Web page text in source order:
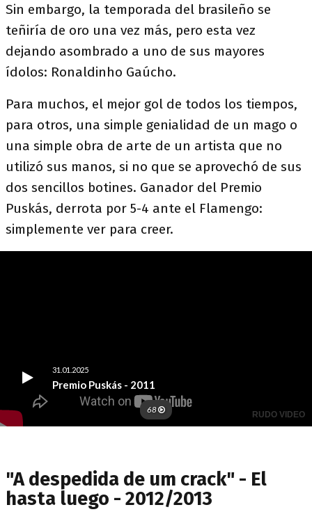
Sin embargo, la temporada del brasileño se
teñiría de oro una vez más, pero esta vez
dejando asombrado a uno de sus mayores
ídolos: Ronaldinho Gaúcho.
Para muchos, el mejor gol de todos los tiempos,
para otros, una simple genialidad de un mago o
una simple obra de arte de un artista que no
utilizó sus manos, si no que se aprovechó de sus
dos sencillos botines. Ganador del Premio
Puskás, derrota por 5-4 ante el Flamengo:
simplemente ver para creer.
"A despedida de um crack" - El
hasta luego - 2012/2013